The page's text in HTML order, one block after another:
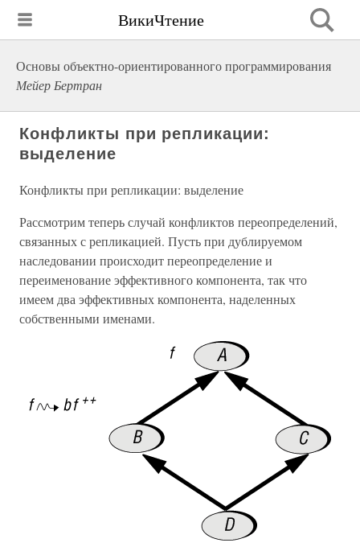
ВикиЧтение
Основы объектно-ориентированного программирования
Мейер Бертран
Конфликты при репликации:
выделение
Конфликты при репликации: выделение
Рассмотрим теперь случай конфликтов переопределений,
связанных с репликацией. Пусть при дублируемом
наследовании происходит переопределение и
переименование эффективного компонента, так что
имеем два эффективных компонента, наделенных
собственными именами.